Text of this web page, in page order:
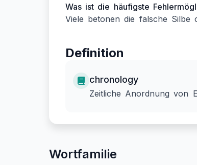
Was ist die häufigste
Viele betonen die falsche Silbe
Definition
chronology
Zeitliche Anordnung von
Wortfamilie